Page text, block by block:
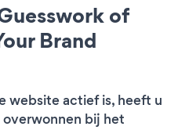
of
Brand
website actief is, heeft u
bij het